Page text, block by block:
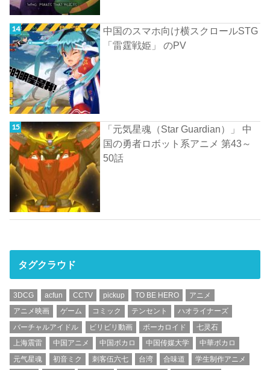
中国のスマホ向け横スクロールSTG
「雷霆戦姫」 のPV
「元気星魂（Star Guardian）」 中
国の勇者ロボット系アニメ 第43～
50話
タグクラウド
3DCG acfun CCTV pickup TO BE HERO
アニメ
アニメ映画
ゲーム コミック テンセント
ハオライナーズ
バーチャルアイドル
ビリビリ動画 ボーカロイド
七灵石
上海震雷
中国アニメ 中国ボカロ 中国传媒大学
中華ボカロ
元气星魂
初音ミク 刺客伍六七 台湾 合味道
学生制作アニメ